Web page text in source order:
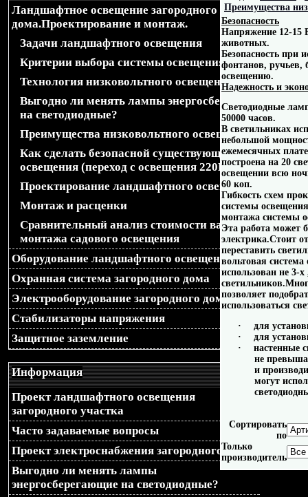
браузера), передаваемой
перенаправление на
$mobileDesignName
'Opera M', 'Symbian',
'WP7', 'WP8', 'Fennec/',
'HTC_', );
{ foreach($phones_ua as
false){ $loc =
$newLoc =
$newLoc =
header("Location:
Ландшафтное освещение загородного
дома.Проектирование и монтаж.
Задачи ландшафтного освещения
Критерии выбора системы освещения
Технология низковольтного освещения
Выгодно ли менять лампы энергосберегающие
на светодиодные?
Преимущества низковольтного освещения
Как сделать безопасной существующую систему
освещения (переход с освещения 220В на 12В)?
Проектирование ландшафтного освещения
Монтаж и расценки
Сравнительный анализ стоимости вариантов
монтажа садового освещения
Оборудование ландшафтного освещения
Охранная система загородного дома
Электрооборудование загородного дома
Стабилизаторы напряжения
Защитное заземление
Информация
Проект ландшафтного освещения
загородного участка
Часто задаваемые вопросы
Проект электроснабжения загородного дома
Выгодно ли менять лампы
энергосберегающие на светодиодные?
Преимущества
Безопасность
Напряжение 12-15
животных.
Безопасность при
фонтанов, ручьев,
освещению.
Надежность и
Светодиодные
50000 часов.
В светильниках
небольшой
ежемесячных
построена на 20
освещении всю
60 коп.
Гибкость схем
системы
монтажа системы
Эта работа может
электрика.Стоит
переставить
вольтовая
использован не 3-
позволяет
использоваться
·
для
·
для
·
настенные
не
и
могут
Сортировать
по
Только
производитель